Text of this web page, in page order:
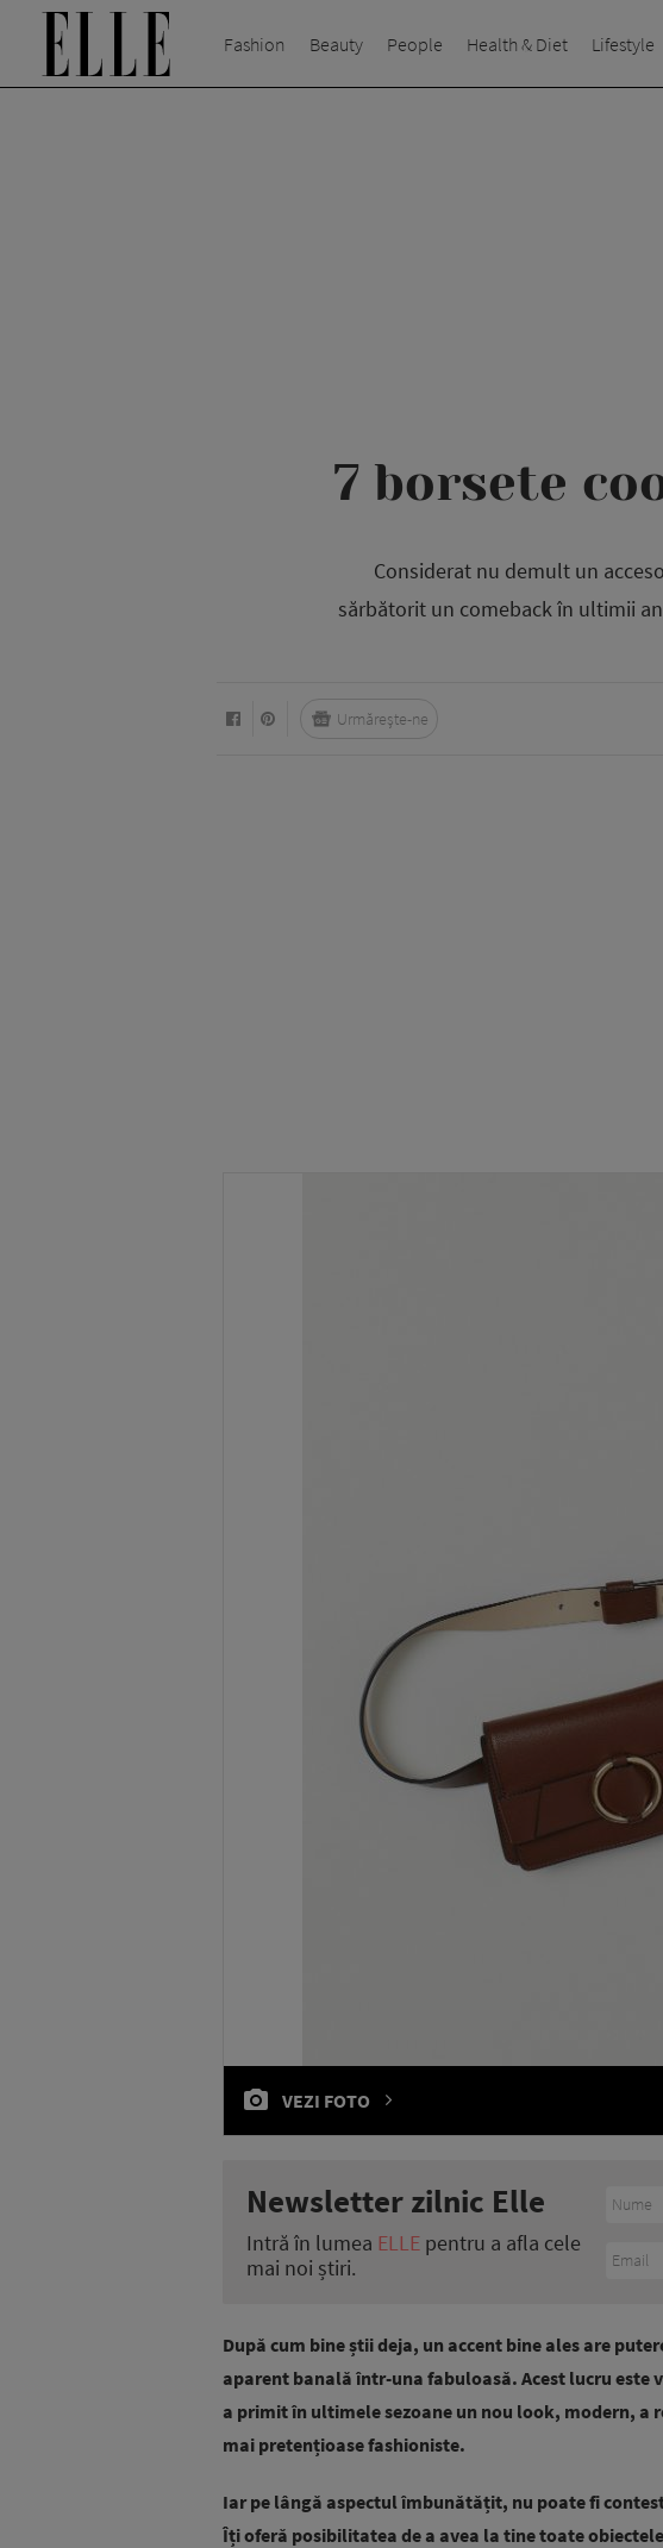
Fashion Beauty People Health & Diet Lifestyle
7 borsete
Considerat nu demult un
sărbătorit un comeback în ultimii
Urmărește-ne
VEZI FOTO
Newsletter zilnic Elle
Intră în lumea ELLE pentru a afla cele
mai noi știri.
După cum bine știi deja, un accent bine ales are
aparent banală într-una fabuloasă. Acest lucru este
a primit în ultimele sezoane un nou look, modern, a
mai pretențioase fashioniste.
Iar pe lângă aspectul îmbunătățit, nu poate fi
Îți oferă posibilitatea de a avea la tine toate